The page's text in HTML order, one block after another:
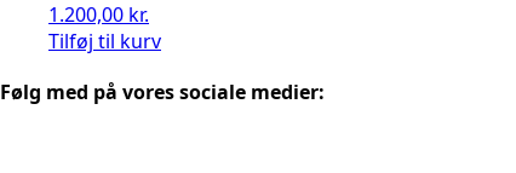
1.200,00 kr.
Tilføj til kurv
Følg med på vores sociale medier: